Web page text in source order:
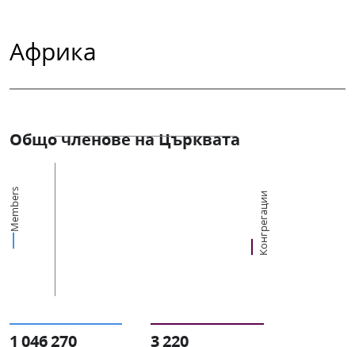
Африка
Общо членове на Църквата
Members Конгрегации
1 046 270 3 220